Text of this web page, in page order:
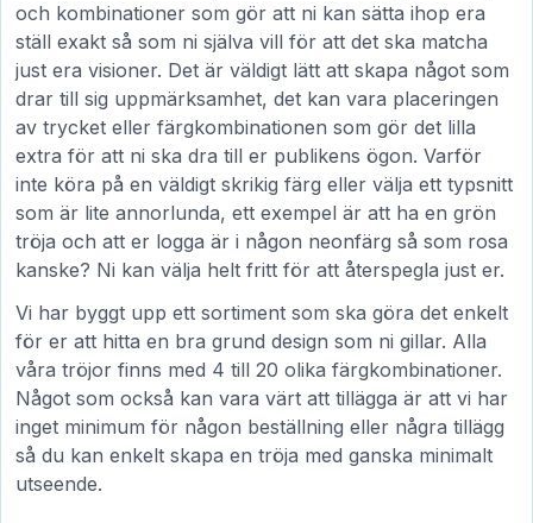
och kombinationer som gör att ni kan sätta ihop era
ställ exakt så som ni själva vill för att det ska matcha
just era visioner. Det är väldigt lätt att skapa något som
drar till sig uppmärksamhet, det kan vara placeringen
av trycket eller färgkombinationen som gör det lilla
extra för att ni ska dra till er publikens ögon. Varför
inte köra på en väldigt skrikig färg eller välja ett typsnitt
som är lite annorlunda, ett exempel är att ha en grön
tröja och att er logga är i någon neonfärg så som rosa
kanske? Ni kan välja helt fritt för att återspegla just er.
Vi har byggt upp ett sortiment som ska göra det enkelt
för er att hitta en bra grund design som ni gillar. Alla
våra tröjor finns med 4 till 20 olika färgkombinationer.
Något som också kan vara värt att tillägga är att vi har
inget minimum för någon beställning eller några tillägg
så du kan enkelt skapa en tröja med ganska minimalt
utseende.